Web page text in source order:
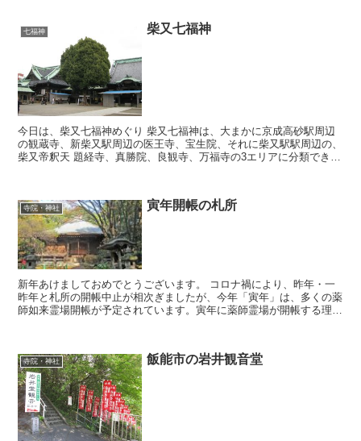
七福神 柴又七福神
今日は、柴又七福神めぐり 柴又七福神は、大まかに京成高砂駅周辺
の観蔵寺、新柴又駅周辺の医王寺、宝生院、それに柴又駅駅周辺の、
柴又帝釈天 題経寺、真勝院、良観寺、万福寺の3エリアに分類でき、
寺院・神社 寅年開帳の札所
新年あけましておめでとうございます。 コロナ禍により、昨年・一
昨年と札所の開帳中止が相次ぎましたが、今年「寅年」は、多くの薬
師如来霊場開帳が予定されています。寅年に薬師霊場が開帳する理由
寺院・神社 飯能市の岩井観音堂